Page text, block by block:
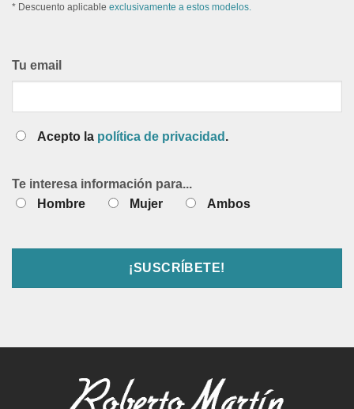
* Descuento aplicable exclusivamente a estos modelos.
Tu email
Acepto la política de privacidad .
Te interesa información para...
Hombre
Mujer Ambos